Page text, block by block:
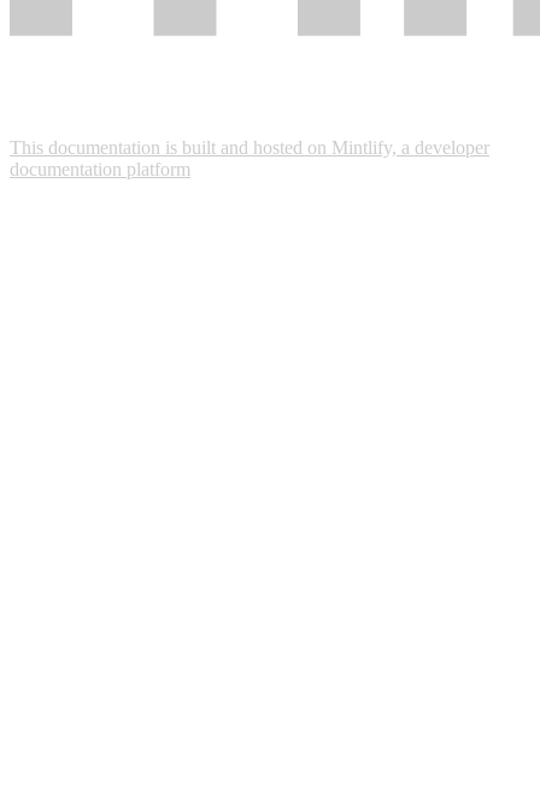
This documentation is built and hosted on Mintlify, a developer
documentation platform